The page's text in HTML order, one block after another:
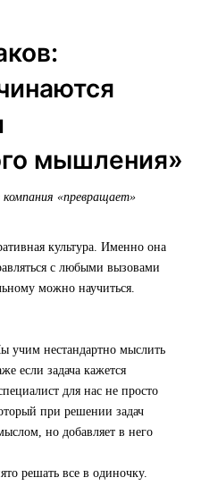
мышления»
«превращает»
культура. Именно она
с любыми вызовами
можно научиться.
учим нестандартно мыслить
если задача кажется
для нас не просто
при решении задач
но добавляет в него
решать все в одиночку.